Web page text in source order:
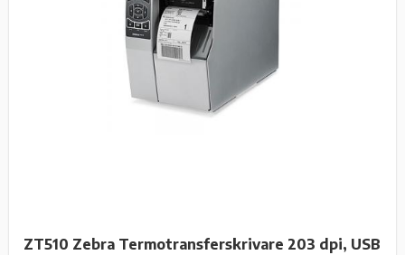
ZT510 Zebra Termotransferskrivare 203 dpi, USB